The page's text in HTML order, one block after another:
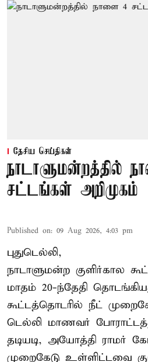
தேசிய செய்திகள்
நாடாளுமன்றத்தில்
சட்டங்கள் அறிமுகம்
Published on: 09 Aug 2026, 4:03 pm
புதுடெல்லி,
நாடாளுமன்ற குளிர்கால
மாதம் 20-ந்தேதி
கூட்டத்தொடரில் நீட்
டெல்லி மாணவர்
தடியடி, அயோத்தி ராமர்
முறைகேடு உள்ளிட்டவை